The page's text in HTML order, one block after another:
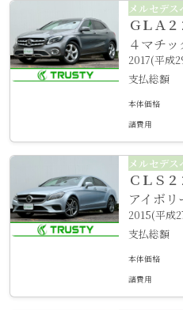
メルセデス
ＧＬＡ２
４マチッ
2017(平成
支払総額
本体価格
諸費用
メルセデス
ＣＬＳ２
アイボリ
2015(平成
支払総額
本体価格
諸費用